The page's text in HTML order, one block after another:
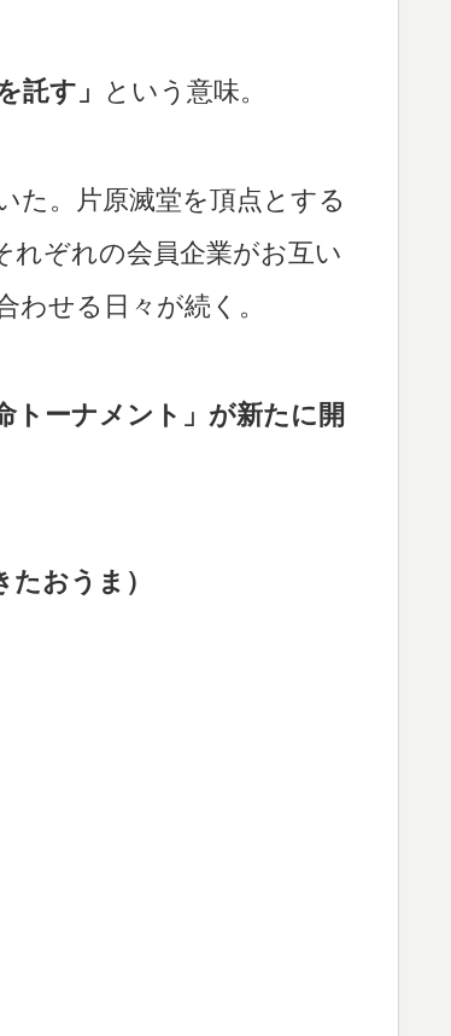
託す」 という意味。
た。片原滅堂を頂点とする
れぞれの会員企業がお互い
せる日々が続く。
トーナメント」が新たに開
おうま）